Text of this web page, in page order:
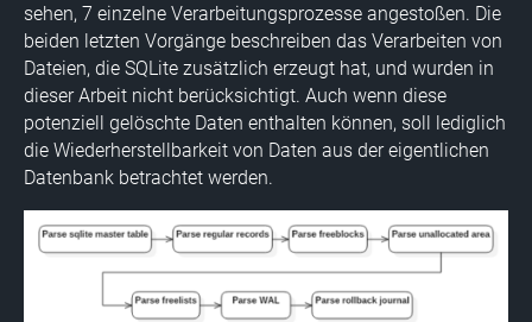
sehen, 7 einzelne Verarbeitungsprozesse angestoßen. Die
beiden letzten Vorgänge beschreiben das Verarbeiten von
Dateien, die SQLite zusätzlich erzeugt hat, und wurden in
dieser Arbeit nicht berücksichtigt. Auch wenn diese
potenziell gelöschte Daten enthalten können, soll lediglich
die Wiederherstellbarkeit von Daten aus der eigentlichen
Datenbank betrachtet werden.